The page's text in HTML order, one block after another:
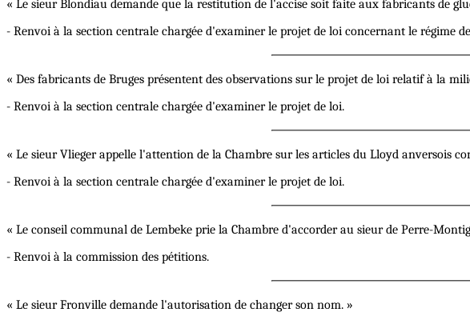
« Le sieur Blondiau demande que la restitution de l'accise soit faite aux fabricants de
- Renvoi à la section centrale chargée d'examiner le projet de loi concernant le régime
« Des fabricants de Bruges présentent des observations sur le projet de loi relatif à la
- Renvoi à la section centrale chargée d'examiner le projet de loi.
« Le sieur Vlieger appelle l'attention de la Chambre sur les articles du Lloyd anversois
- Renvoi à la section centrale chargée d'examiner le projet de loi.
« Le conseil communal de Lembeke prie la Chambre d'accorder au sieur de Perre-
- Renvoi à la commission des pétitions.
« Le sieur Fronville demande l'autorisation de changer son nom. »